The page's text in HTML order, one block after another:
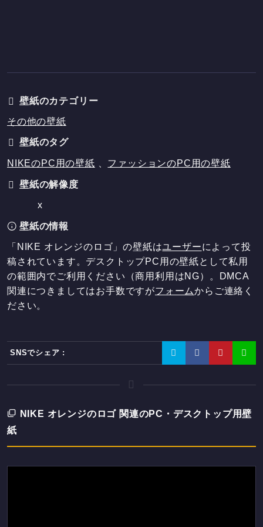
壁紙のカテゴリー
その他の壁紙
壁紙のタグ
NIKEのPC用の壁紙 ファッションのPC用の壁紙
壁紙の解像度
x
壁紙の情報
「NIKE オレンジのロゴ」の壁紙はユーザーによって投
稿されています。デスクトップPC用の壁紙として私用
の範囲内でご利用ください（商用利用はNG）。DMCA
関連につきましてはお手数ですがフォームからご連絡く
ださい。
SNSでシェア :
NIKE オレンジのロゴ 関連のPC・デスクトップ用壁
紙